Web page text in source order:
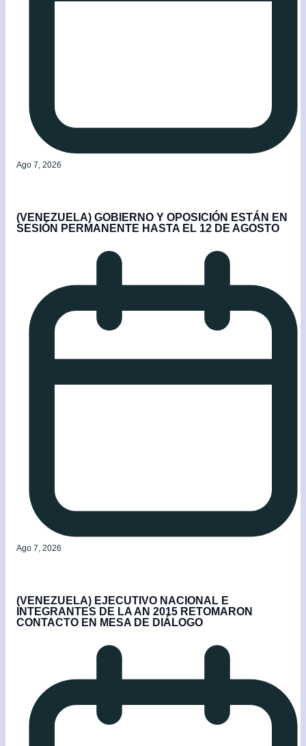
Ago 7, 2026
(VENEZUELA) GOBIERNO Y OPOSICIÓN ESTÁN EN
SESIÓN PERMANENTE HASTA EL 12 DE AGOSTO
Ago 7, 2026
(VENEZUELA) EJECUTIVO NACIONAL E
INTEGRANTES DE LA AN 2015 RETOMARON
CONTACTO EN MESA DE DIÁLOGO